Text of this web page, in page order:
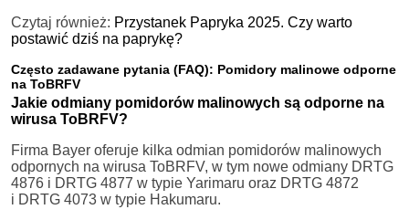
Czytaj również: Przystanek Papryka 2025. Czy warto
postawić dziś na paprykę?
Często zadawane pytania (FAQ): Pomidory malinowe odporne
na ToBRFV
Jakie odmiany pomidorów malinowych są odporne na
wirusa ToBRFV?
Firma Bayer oferuje kilka odmian pomidorów malinowych
odpornych na wirusa ToBRFV, w tym nowe odmiany DRTG
4876 i DRTG 4877 w typie Yarimaru oraz DRTG 4872
i DRTG 4073 w typie Hakumaru.